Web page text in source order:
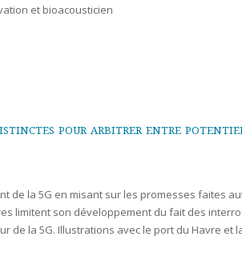
et bioacousticien
pour arbitrer entre
de la 5G en misant sur les promesses faites
limitent son développement du fait des
la 5G. Illustrations avec le port du Havre et